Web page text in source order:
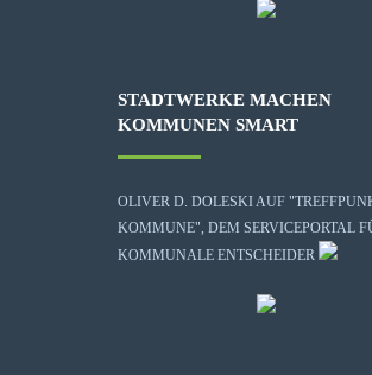
STADTWERKE MACHEN
KOMMUNEN SMART
OLIVER D. DOLESKI AUF
KOMMUNE", DEM SERVICEPORTAL
KOMMUNALE ENTSCHEIDER